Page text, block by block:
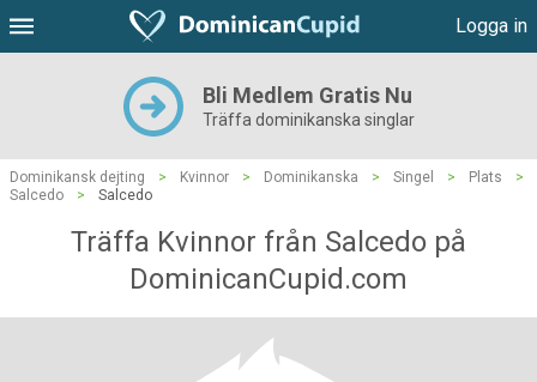
Logga in
Bli Medlem Gratis Nu
Träffa dominikanska singlar
Dominikansk dejting > Kvinnor > Dominikanska > Singel > Plats
>
Salcedo
> Salcedo
Träffa Kvinnor från Salcedo på
DominicanCupid.com